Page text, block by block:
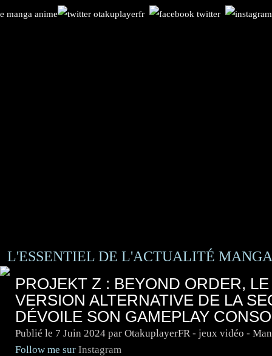
L'ESSENTIEL DE L'ACTUALITÉ
PROJEKT Z : BEYOND ORDER,
VERSION ALTERNATIVE DE LA
DÉVOILE SON GAMEPLAY
Publié le 7 Juin 2024 par OtakuplayerFR - jeux vidéo -
Follow me sur Instagram